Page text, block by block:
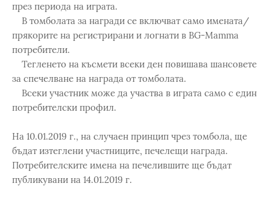
през периода на играта.
В томболата за награди се включват само имената/
прякорите на регистрирани и логнати в BG-Mamma
потребители.
Тегленето на късмети всеки ден повишава шансовете
за спечелване на награда от томболата.
Всеки участник може да участва в играта само с един
потребителски профил.
На 10.01.2019 г., на случаен принцип чрез томбола, ще
бъдат изтеглени участниците, печелещи награда.
Потребителските имена на печелившите ще бъдат
публикувани на 14.01.2019 г.